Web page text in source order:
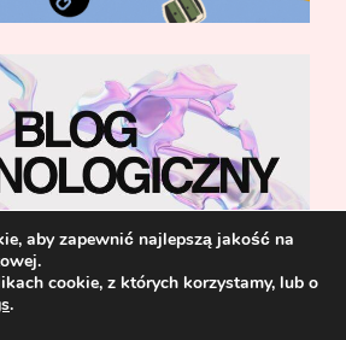
aby zapewnić najlepszą jakość na
cookie, z których korzystamy, lub o
.